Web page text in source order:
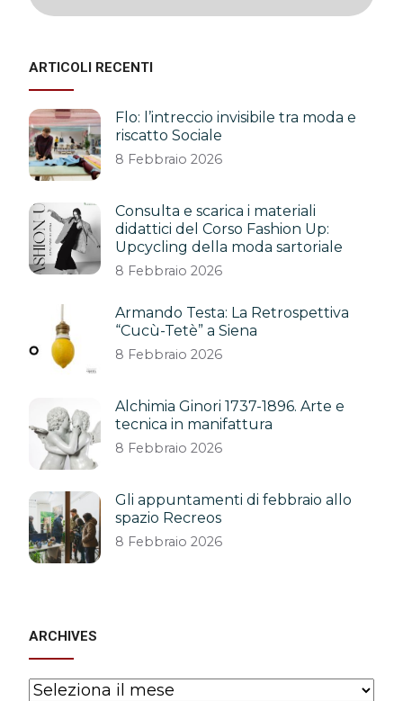
ARTICOLI RECENTI
Flo: l’intreccio invisibile tra moda e
riscatto Sociale
8 Febbraio 2026
Consulta e scarica i materiali
didattici del Corso Fashion Up:
Upcycling della moda sartoriale
8 Febbraio 2026
Armando Testa: La Retrospettiva
“Cucù-Tetè” a Siena
8 Febbraio 2026
Alchimia Ginori 1737-1896. Arte e
tecnica in manifattura
8 Febbraio 2026
Gli appuntamenti di febbraio allo
spazio Recreos
8 Febbraio 2026
ARCHIVES
Archives